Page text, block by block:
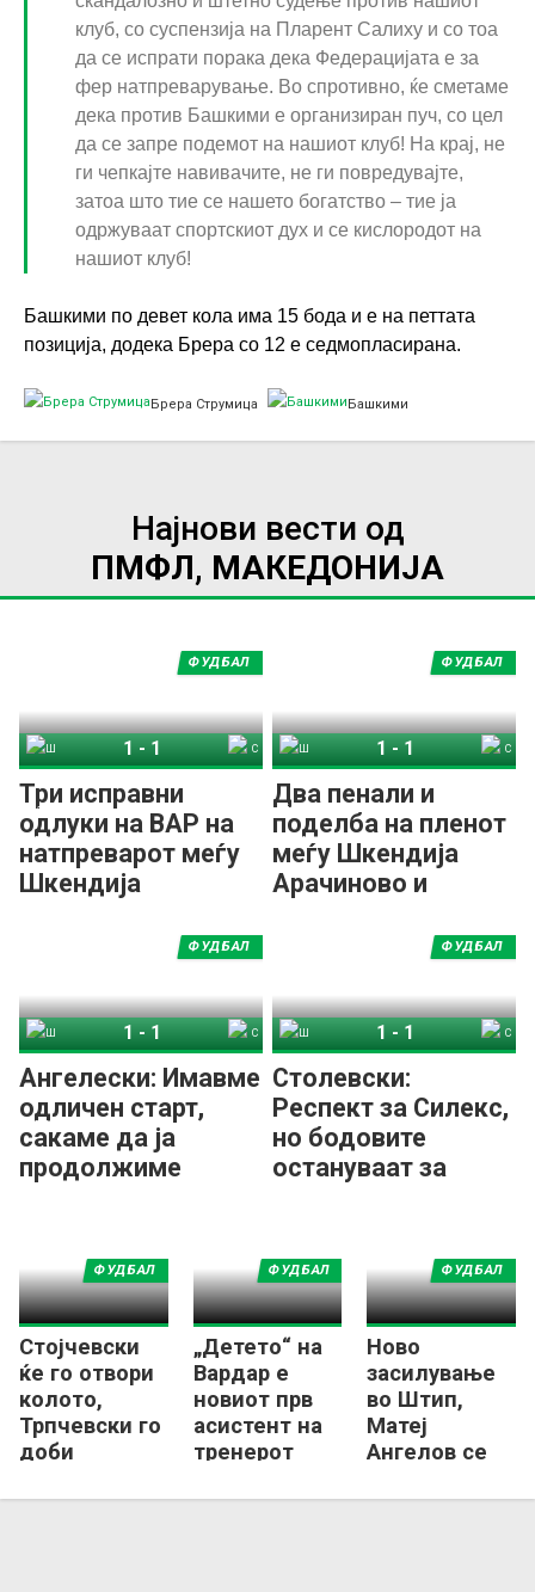
клуб, со суспензија на Пларент Салиху и со тоа
да се испрати порака дека Федерацијата е за
фер натпреварување. Во спротивно, ќе сметаме
дека против Башкими е организиран пуч, со цел
да се запре подемот на нашиот клуб! На крај, не
ги чепкајте навивачите, не ги повредувајте,
затоа што тие се нашето богатство – тие ја
одржуваат спортскиот дух и се кислородот на
нашиот клуб!
Башкими по девет кола има 15 бода и е на петтата
позиција, додека Брера со 12 е седмопласирана.
Брера Струмица Башкими
Најнови вести од
ПМФЛ, МАКЕДОНИЈА
Три исправни
одлуки на ВАР на
натпреварот меѓу
Шкендија
ФУДБАЛ
1-1
Два пенали и
поделба на пленот
меѓу Шкендија
Арачиново и
ФУДБАЛ
1-1
Ангелески: Имавме
одличен старт,
сакаме да ја
продолжиме
ФУДБАЛ
1-1
Столевски:
Респект за Силекс,
но бодовите
остануваат за
ФУДБАЛ
1-1
Стојчевски
ќе го отвори
колото,
Трпчевски го
доби
ПМФЛ
ФУДБАЛ
„Детето“ на
Вардар е
новиот прв
асистент на
тренерот
Фабијани
ФУДБАЛ
Ново
засилување
во Штип,
Матеј
Ангелов се
Брегалница!
ФУДБАЛ